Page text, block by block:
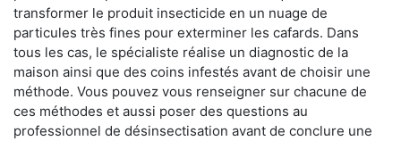
transformer le produit insecticide en un nuage de
particules très fines pour exterminer les cafards. Dans
tous les cas, le spécialiste réalise un diagnostic de la
maison ainsi que des coins infestés avant de choisir une
méthode. Vous pouvez vous renseigner sur chacune de
ces méthodes et aussi poser des questions au
professionnel de désinsectisation avant de conclure une